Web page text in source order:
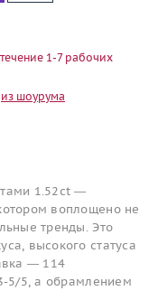
1-7 рабочих
из шоурума
1.52ct —
воплощено не
тренды. Это
высокого статуса
— 114
5/5, а обрамлением